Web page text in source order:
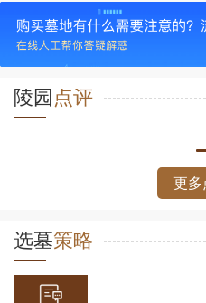
陵园 点评
更多
选墓策略